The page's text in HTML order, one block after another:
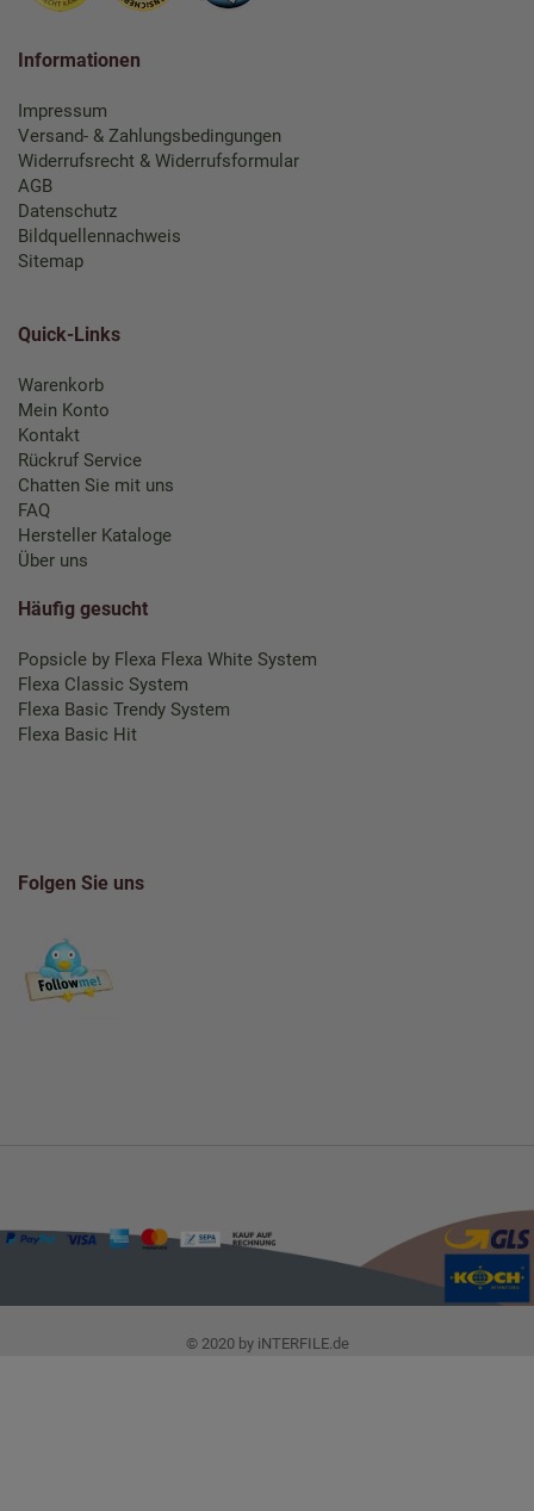
Informationen
Impressum
Versand- & Zahlungsbedingungen
Widerrufsrecht & Widerrufsformular
AGB
Datenschutz
Bildquellennachweis
Sitemap
Quick-Links
Warenkorb
Mein Konto
Kontakt
Rückruf Service
Chatten Sie mit uns
FAQ
Hersteller Kataloge
Über uns
Häufig gesucht
Popsicle by Flexa Flexa White System
Flexa Classic System
Flexa Basic Trendy System
Flexa Basic Hit
Folgen Sie uns
© 2020 by iNTERFILE.de